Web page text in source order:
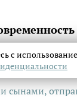
сынами,
с